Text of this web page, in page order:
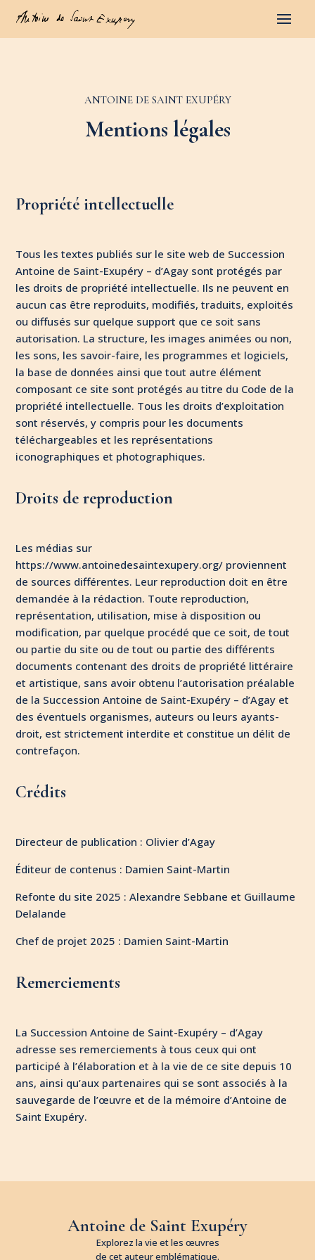
ANTOINE DE SAINT EXUPÉRY
Mentions légales
Propriété intellectuelle
Tous les textes publiés sur le site web de Succession
Antoine de Saint-Exupéry – d’Agay sont protégés par
les droits de propriété intellectuelle. Ils ne peuvent en
aucun cas être reproduits, modifiés, traduits, exploités
ou diffusés sur quelque support que ce soit sans
autorisation. La structure, les images animées ou non,
les sons, les savoir-faire, les programmes et logiciels,
la base de données ainsi que tout autre élément
composant ce site sont protégés au titre du Code de la
propriété intellectuelle. Tous les droits d’exploitation
sont réservés, y compris pour les documents
téléchargeables et les représentations
iconographiques et photographiques.
Droits de reproduction
Les médias sur
https://www.antoinedesaintexupery.org/ proviennent
de sources différentes. Leur reproduction doit en être
demandée à la rédaction. Toute reproduction,
représentation, utilisation, mise à disposition ou
modification, par quelque procédé que ce soit, de tout
ou partie du site ou de tout ou partie des différents
documents contenant des droits de propriété littéraire
et artistique, sans avoir obtenu l’autorisation préalable
de la Succession Antoine de Saint-Exupéry – d’Agay et
des éventuels organismes, auteurs ou leurs ayants-
droit, est strictement interdite et constitue un délit de
contrefaçon.
Crédits
Directeur de publication : Olivier d’Agay
Éditeur de contenus : Damien Saint-Martin
Refonte du site 2025 : Alexandre Sebbane et Guillaume
Delalande
Chef de projet 2025 : Damien Saint-Martin
Remerciements
La Succession Antoine de Saint-Exupéry – d’Agay
adresse ses remerciements à tous ceux qui ont
participé à l’élaboration et à la vie de ce site depuis 10
ans, ainsi qu’aux partenaires qui se sont associés à la
sauvegarde de l’œuvre et de la mémoire d’Antoine de
Saint Exupéry.
Antoine de Saint Exupéry
Explorez la vie et les œuvres
de cet auteur emblématique.